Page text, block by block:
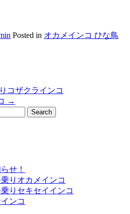
Posted in オカメインコ ひな鳥
コザクラインコ
→
せ！
りオカメインコ
りセキセイインコ
ンコ